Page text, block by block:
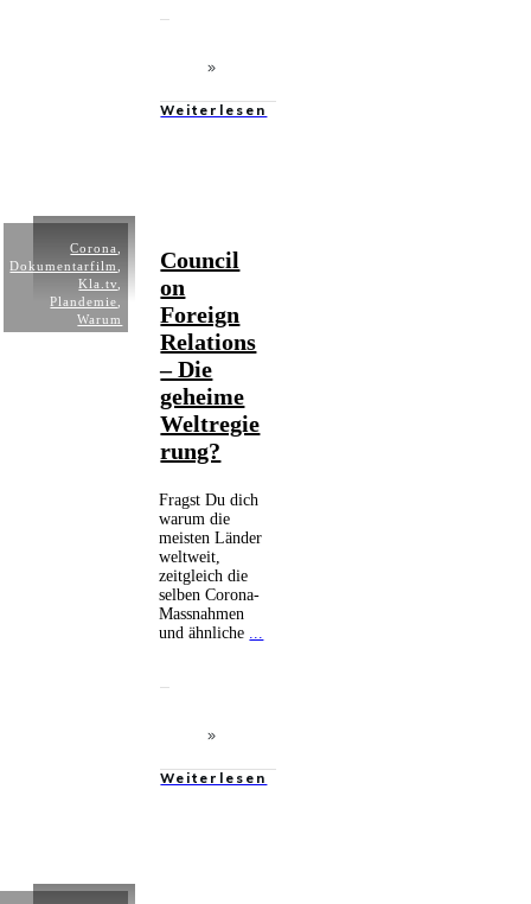
Weiterlesen
Corona
Dokumentarfilm
Kla.tv
Plandemie
Warum
Council
on
Foreign
Relations
– Die
geheime
Weltregie
rung?
Fragst Du dich
warum die
meisten Länder
weltweit,
zeitgleich die
selben Corona-
Massnahmen
und ähnliche ...
Weiterlesen